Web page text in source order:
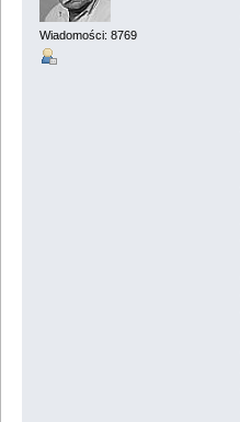
Wiadomości: 8769